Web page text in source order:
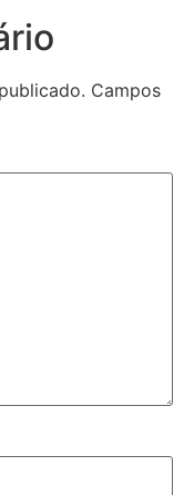
Campos